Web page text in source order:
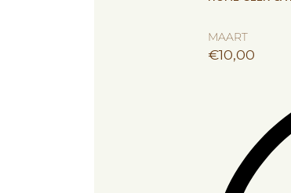
MAART
€10,00